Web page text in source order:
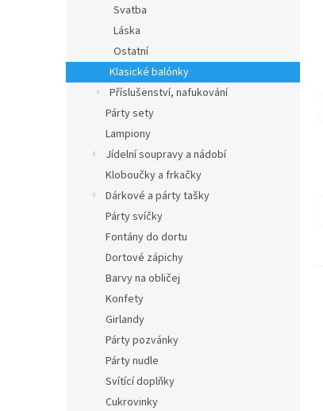
Svatba
Láska
Ostatní
Klasické balónky
Příslušenství, nafukování
Párty sety
Lampiony
Jídelní soupravy a nádobí
Kloboučky a frkačky
Dárkové a párty tašky
Párty svíčky
Fontány do dortu
Dortové zápichy
Barvy na obličej
Konfety
Girlandy
Párty pozvánky
Párty nudle
Svítící doplňky
Cukrovinky